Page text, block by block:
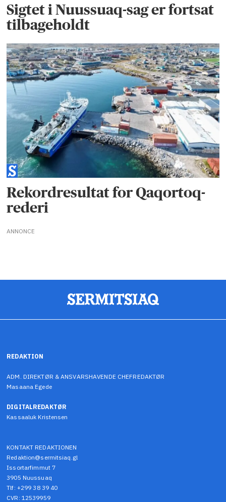
Sigtet i Nuussuaq-sag er fortsat
tilbageholdt
Rekordresultat for Qaqortoq-
rederi
ANNONCE
REDAKTION
ADM. DIREKTØR & ANSVARSHAVENDE CHEFREDAKTØR
Masaana Egede
DIGITALREDAKTØR
Kassaaluk Kristensen
KONTAKT REDAKTIONEN
Redaktion@sermitsiaq.gl
Issortarfimmut 7
3905 Nuussuaq
Tlf: +299 38 39 40
CVR: 12539959